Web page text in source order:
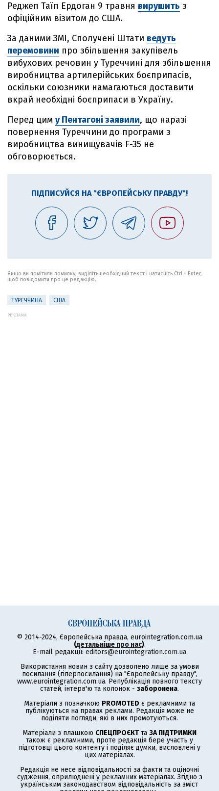
Реджеп Таїп Ердоган 9 травня вирушить з
офіційним візитом до США.
За даними ЗМІ, Сполучені Штати ведуть
перемовини про збільшення закупівель
вибухових речовин у Туреччині для збільшення
виробництва артилерійських боєприпасів,
оскільки союзники намагаються доставити
вкрай необхідні боєприпаси в Україну.
Перед цим у Пентагоні заявили, що наразі
повернення Туреччини до програми з
виробництва винищувачів F-35 не
обговорюється.
ПІДПИСУЙСЯ НА "ЄВРОПЕЙСЬКУ ПРАВДУ"!
Якщо ви помітили помилку, виділіть необхідний текст і натисніть Ctrl + Enter,
щоб повідомити про це редакцію.
ТУРЕЧЧИНА США
РЕКЛАМА:
© 2014-2024, Європейська правда, eurointegration.com.ua
(детальніше про нас).
E-mail редакції: editors@eurointegration.com.ua
Використання новин з сайту дозволено лише за умови
посилання (гіперпосилання) на "Європейську правду",
www.eurointegration.com.ua. Републікація повного тексту
статей, інтерв'ю та колонок - заборонена.
Матеріали з позначкою PROMOTED є рекламними та
публікуються на правах реклами. Редакція може не
поділяти погляди, які в них промотуються.
Матеріали з плашкою СПЕЦПРОЄКТ та ЗА ПІДТРИМКИ
також є рекламними, проте редакція бере участь у
підготовці цього контенту і поділяє думки, висловлені у
цих матеріалах.
Редакція не несе відповідальності за факти та оціночні
судження, оприлюднені у рекламних матеріалах. Згідно з
українським законодавством відповідальність за зміст